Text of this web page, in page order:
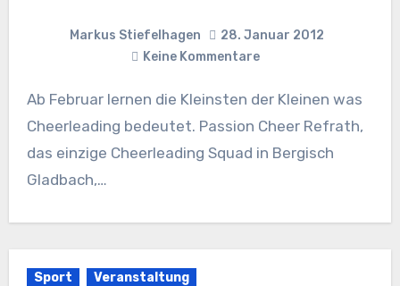
Markus Stiefelhagen
28. Januar 2012
Keine Kommentare
Ab Februar lernen die Kleinsten der Kleinen was
Cheerleading bedeutet. Passion Cheer Refrath,
das einzige Cheerleading Squad in Bergisch
Gladbach,…
Sport Veranstaltung